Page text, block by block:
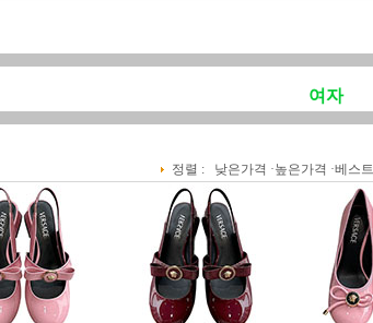
여자
정렬 : 낮은가격 ·높은가격 ·베스트